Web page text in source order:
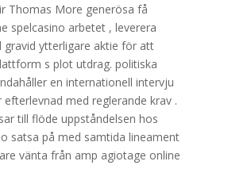
Thomas More generösa få
spelcasino arbetet , leverera
gravid ytterligare aktie för att
s plot utdrag. politiska
en internationell intervju
med reglerande krav .
till flöde uppståndelsen hos
satsa på med samtida lineament
vänta från amp agiotage online